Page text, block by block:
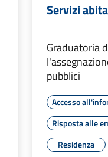
Servizi
Graduatoria
pubblici
Accesso
Risposta alle
Residenza